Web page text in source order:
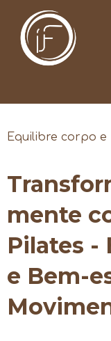
Equilibre corpo e
mente
Pilates -
e Bem-